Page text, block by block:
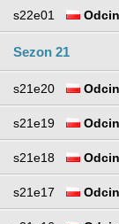
s22e01
Sezon 21
s21e20
s21e19
s21e18
s21e17